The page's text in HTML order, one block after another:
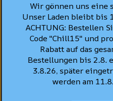
Wir gönnen uns eine
Unser Laden bleibt bis
ACHTUNG: Bestellen
Code "Chill15" und
Rabatt auf das
Bestellungen bis 2.8.
3.8.26, später
werden am